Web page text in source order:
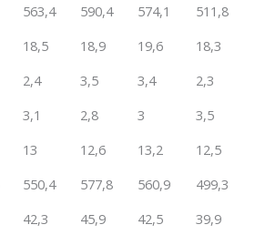
563,4 590,4 574,1
511,8
18,5 18,9 19,6
18,3
2,4 3,5 3,4
2,3
3,1 2,8 3
3,5
13 12,6 13,2
12,5
550,4 577,8 560,9
499,3
42,3 45,9 42,5
39,9